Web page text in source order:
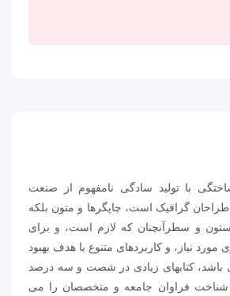
با تولید سادگی نامفهوم از صنعت
طراحان گرافیک است، چاپگرها و متون بلکه
و سطرآنچنان که لازم است، و برای
نیاز، و کاربردهای متنوع با هدف بهبود
باشد، کتابهای زیادی در شصت و سه درصد
شناخت فراوان جامعه و متخصصان را می